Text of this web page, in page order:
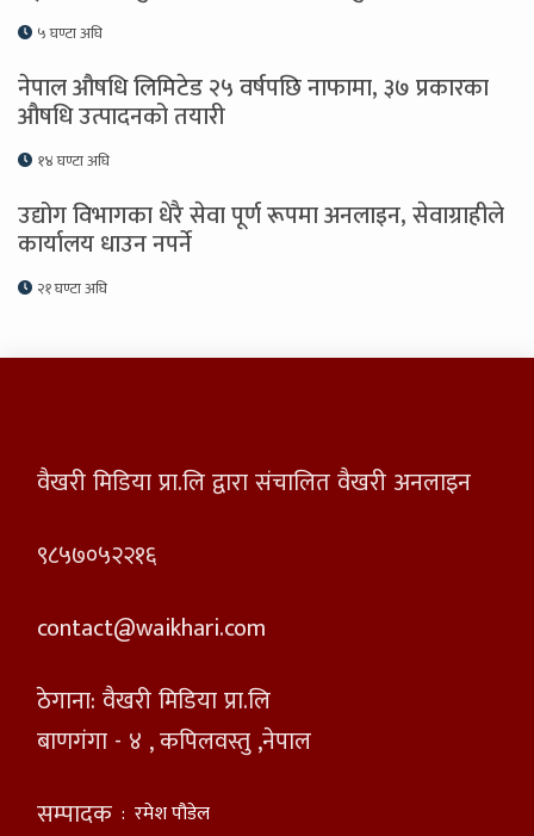
५ घण्टा अघि
नेपाल औषधि लिमिटेड २५ वर्षपछि नाफामा, ३७ प्रकारका
औषधि उत्पादनको तयारी
१४ घण्टा अघि
उद्योग विभागका धेरै सेवा पूर्ण रूपमा अनलाइन, सेवाग्राहीले
कार्यालय धाउन नपर्ने
२१ घण्टा अघि
वैखरी मिडिया प्रा.लि द्वारा संचालित वैखरी अनलाइन
९८५७०५२२१६
contact@waikhari.com
ठेगाना: वैखरी मिडिया प्रा.लि
बाणगंगा - ४ , कपिलवस्तु ,नेपाल
सम्पादक : रमेश पौडेल